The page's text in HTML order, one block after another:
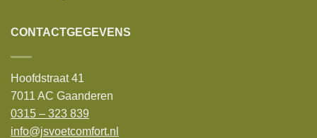
CONTACTGEGEVENS
Hoofdstraat 41
7011 AC Gaanderen
0315 – 323 839
info@jsvoetcomfort.nl